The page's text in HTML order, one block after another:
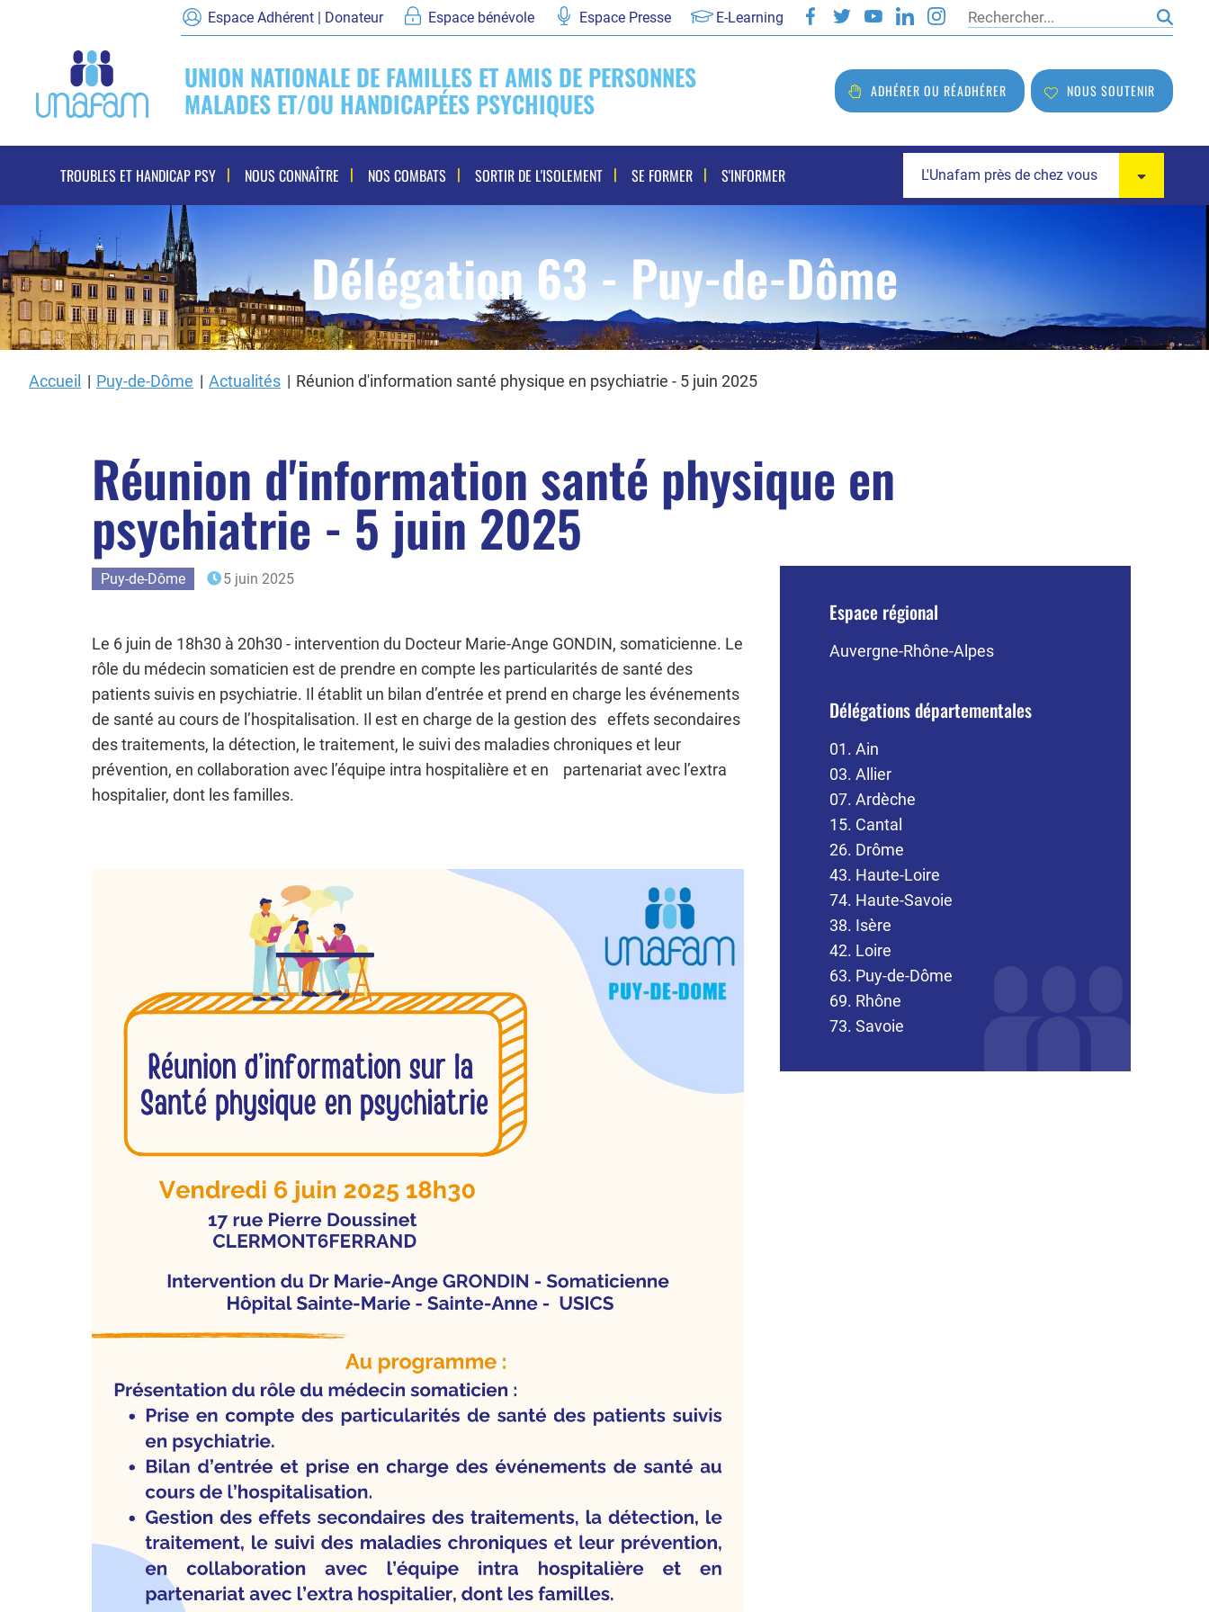
Espace Adhérent | Donateur Espace bénévole Espace Presse E-Learning Rechercher
UNION NATIONALE DE FAMILLES ET AMIS DE PERSONNES
MALADES ET/OU HANDICAPÉES PSYCHIQUES ADHÉRER OU RÉADHÉRER NOUS SOUTENIR
Navigation
principale
TROUBLES ET HANDICAP PSY NOUS CONNAÎTRE NOS COMBATS SORTIR DE L'ISOLEMENT SE FORMER S'INFORMER L'Unafam près de chez vous
Délégation 63 - Puy-de-Dôme
Accueil Puy-de-Dôme Actualités Réunion d'information santé physique en psychiatrie - 5 juin 2025
Réunion d'information santé physique en
psychiatrie - 5 juin 2025
Puy-de-Dôme 5 juin 2025
Le 6 juin de 18h30 à 20h30 - intervention du Docteur Marie-Ange GONDIN, somaticienne. Le
rôle du médecin somaticien est de prendre en compte les particularités de santé des
patients suivis en psychiatrie. Il établit un bilan d’entrée et prend en charge les événements
de santé au cours de l’hospitalisation. Il est en charge de la gestion des effets secondaires
des traitements, la détection, le traitement, le suivi des maladies chroniques et leur
prévention, en collaboration avec l’équipe intra hospitalière et en partenariat avec l’extra
hospitalier, dont les familles.
Espace régional
Auvergne-Rhône-Alpes
Délégations départementales
01. Ain
03. Allier
07. Ardèche
15. Cantal
26. Drôme
43. Haute-Loire
74. Haute-Savoie
38. Isère
42. Loire
63. Puy-de-Dôme
69. Rhône
73. Savoie